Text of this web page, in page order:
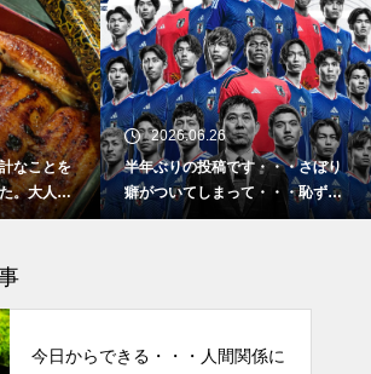
の投稿です・・・さぼり
てしまって・・・恥ずか
〃ﾉωﾉ)
2026.02.16
2026 今年初めての投
「食生活習慣の改善」
ーマです。
今日からできる・・・人間関係に